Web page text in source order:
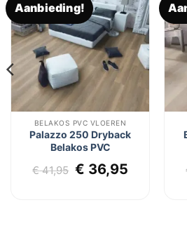
Aanbieding!
Toevoegen
aan
verlanglijst
BELAKOS PVC VLOEREN
Palazzo 250 Dryback
Belakos PVC
€41,95 € 36,95Huidige